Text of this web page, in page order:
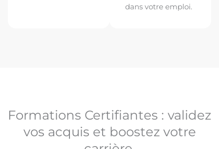
dans votre emploi.
Formations Certifiantes : validez
vos acquis et boostez votre